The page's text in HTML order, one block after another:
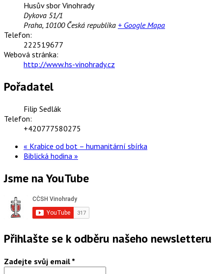
Husův sbor Vinohrady
Dykova 51/1
Praha, 10100 Česká republika + Google Mapa
Telefon:
222519677
Webová stránka:
http://www.hs-vinohrady.cz
Pořadatel
Filip Sedlák
Telefon:
+420777580275
« Krabice od bot – humanitární sbírka
Biblická hodina »
Jsme na YouTube
Přihlašte se k odběru našeho newsletteru
Zadejte svůj email *